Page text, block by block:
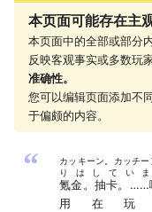
本页面可能存在主
本页面中的全部或部分
反映客观事实或多数玩
准确性。
您可以编辑页面添加不
于偏颇的内容。
“
氪金。抽卡。……
用在
カッキーン。カッチ
りはしてい